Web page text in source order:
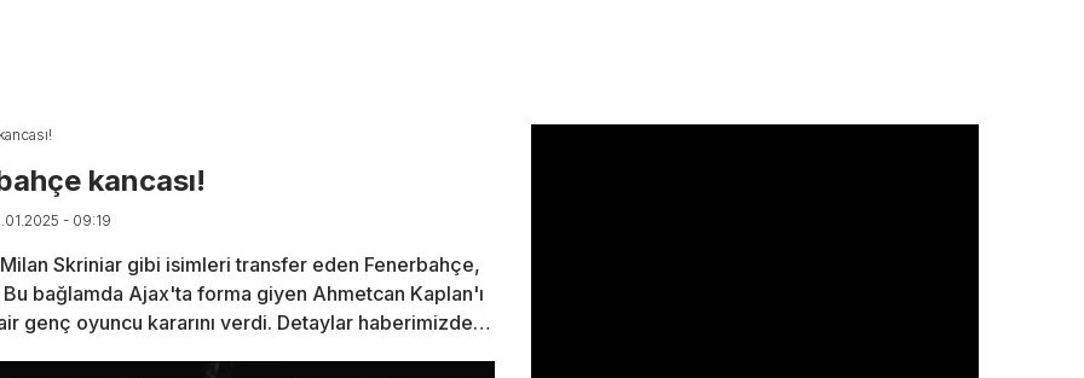
kancası!
- 09:19
Skriniar gibi isimleri transfer eden Fenerbahçe,
bağlamda Ajax'ta forma giyen Ahmetcan Kaplan'ı
genç oyuncu kararını verdi. Detaylar haberimizde…